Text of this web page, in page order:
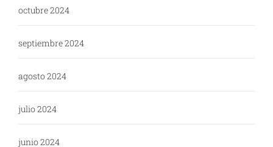
octubre 2024
septiembre 2024
agosto 2024
julio 2024
junio 2024